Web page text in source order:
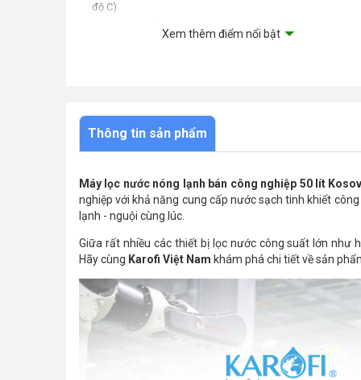
độ C)
- Làm lạnh bằng Block gas, làm lạnh nhanh, lạnh sâu
Xem thêm điểm nổi bật
Thông tin sản phẩm
Máy lọc nước nóng lạnh bán công nghiệp 50 lít
nghiệp với khả năng cung cấp nước sạch tinh khiết
lạnh - nguội cùng lúc.
Giữa rất nhiều các thiết bị lọc nước công suất lớn như
Hãy cùng Karofi Việt Nam khám phá chi tiết về sản